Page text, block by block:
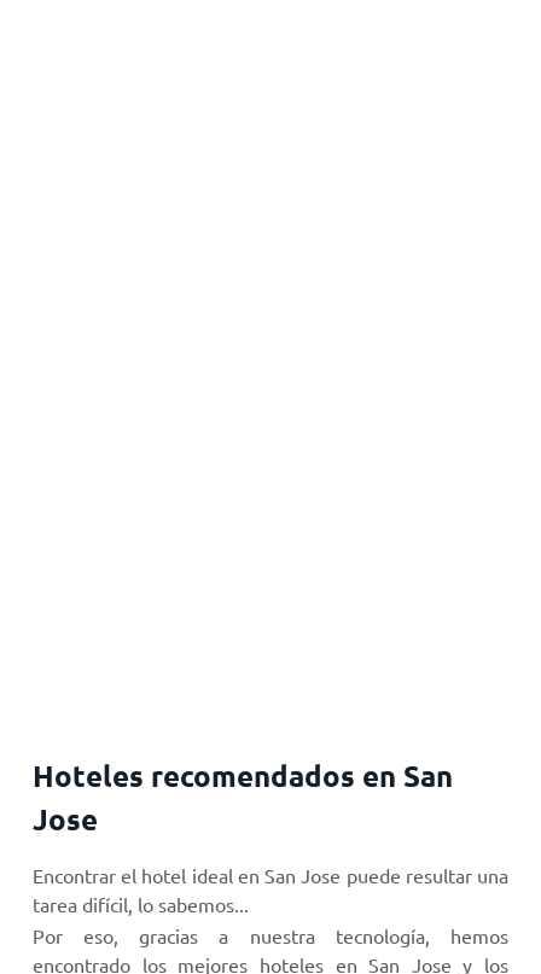
Hoteles recomendados en San
Jose
Encontrar el hotel ideal en San Jose puede resultar una
tarea difícil, lo sabemos...
Por eso, gracias a nuestra tecnología, hemos
encontrado los mejores hoteles en San Jose y los